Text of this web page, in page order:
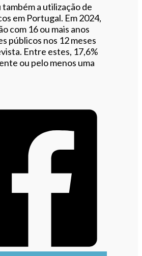
a utilização de
em Portugal. Em 2024,
com 16 ou mais anos
públicos nos 12 meses
Entre estes, 17,6%
ou pelo menos uma